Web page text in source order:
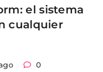
el sistema
cualquier
0